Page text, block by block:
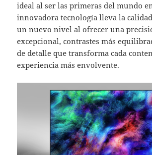
ideal al ser las primeras del mundo
innovadora tecnología lleva la
un nuevo nivel al ofrecer una
excepcional, contrastes más
de detalle que transforma cada
experiencia más envolvente.